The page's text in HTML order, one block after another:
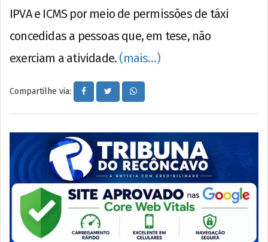
IPVA e ICMS por meio de permissões de táxi
concedidas a pessoas que, em tese, não
exerciam a atividade. (mais…)
Compartilhe via: